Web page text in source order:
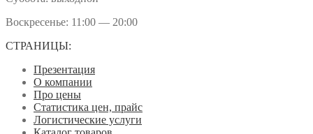
Воскресенье: 11:00 — 20:00
СТРАНИЦЫ:
Презентация
О компании
Про цены
Статистика цен, прайс
Логистические услуги